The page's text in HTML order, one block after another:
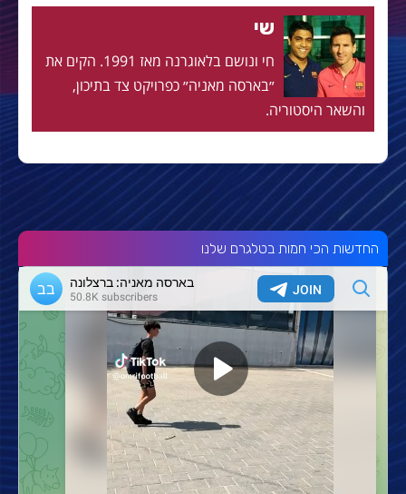
שי
חי ונושם בלאוגרנה מאז 1991. הקים את
״בארסה מאניה״ כפרויקט צד בתיכון,
והשאר היסטוריה.
החדשות הכי חמות בטלגרם שלנו